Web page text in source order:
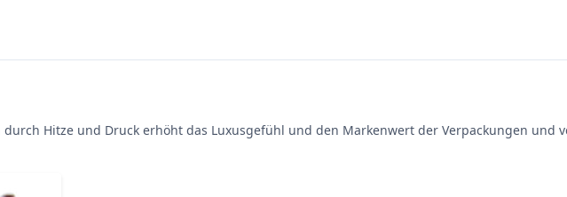
Hitze und Druck erhöht das Luxusgefühl und den Markenwert der Verpackungen und